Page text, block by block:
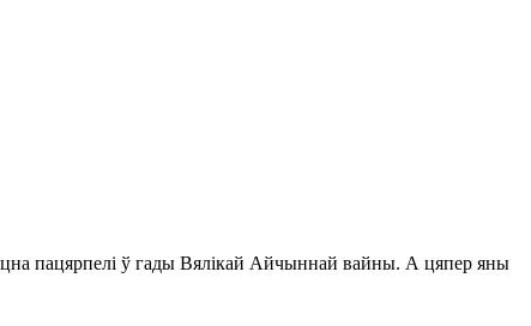
пацярпелі ў гады Вялікай Айчыннай вайны. А цяпер яны